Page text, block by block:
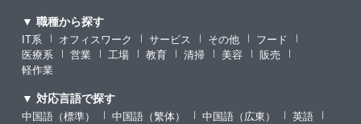
▼ 職種から探す
IT系 オフィスワーク サービス その他
フード
医療系
営業 工場 教育 清掃 美容
販売
軽作業
▼ 対応言語で探す
中国語（標準） 中国語（繁体） 中国語（広東）
英語